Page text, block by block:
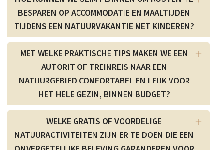
BESPAREN OP ACCOMMODATIE EN MAALTIJDEN
TIJDENS EEN NATUURVAKANTIE MET KINDEREN?
MET WELKE PRAKTISCHE TIPS MAKEN WE EEN
AUTORIT OF TREINREIS NAAR EEN
NATUURGEBIED COMFORTABEL EN LEUK VOOR
HET HELE GEZIN, BINNEN BUDGET?
WELKE GRATIS OF VOORDELIGE
NATUURACTIVITEITEN ZIJN ER TE DOEN DIE EEN